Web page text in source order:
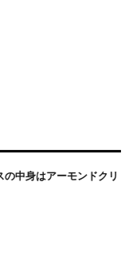
の中身はアーモンドクリ